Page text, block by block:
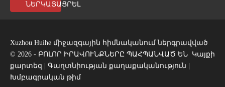
ՆԵՐԿԱՅԱՑՐԵԼ
Xuzhou Huihe միջազգային հիմնականում ներգրավված
© 2026 - ԲՈԼՈՐ ԻՐԱՎՈՒՆՔՆԵՐԸ ՊԱՀՊԱՆՎԱԾ ԵՆ Կայքի
քարտեզ
Գաղտնիության քաղաքականություն
Խմբագրական թիմ